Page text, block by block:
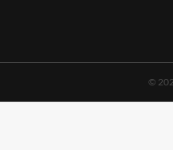
©